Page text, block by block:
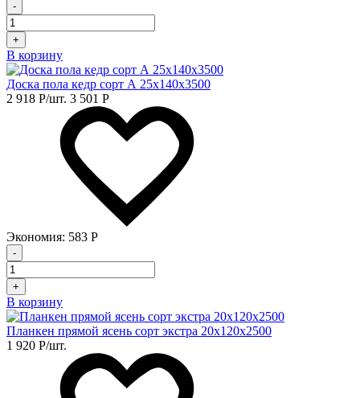
-
+
В корзину
Доска пола кедр сорт А 25х140х3500
2 918 Р/шт. 3 501 Р
Экономия: 583 Р
-
+
В корзину
Планкен прямой ясень сорт экстра 20х120х2500
1 920 Р/шт.